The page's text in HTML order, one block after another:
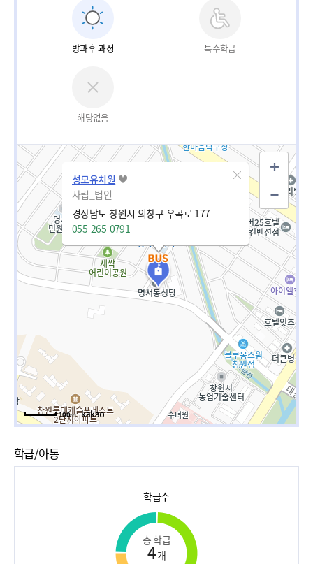
방과후 과정 특수학급
해당없음
성모유치원
사립_법인
경상남도 창원시 의창구 우곡로 177
055-265-0791
100m
학급/아동
학급수
총 학급
4개